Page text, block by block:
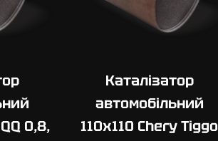
0,8,
Каталізатор
автомобільний
110х110 Chery Tiggo